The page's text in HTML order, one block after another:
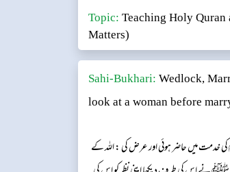
Topic: Teaching Holy Quran
Matters)
Sahi-Bukhari: Wedlock,
look at a woman before
میں حاضر ہوئی اور عرض کی : اللہ کے